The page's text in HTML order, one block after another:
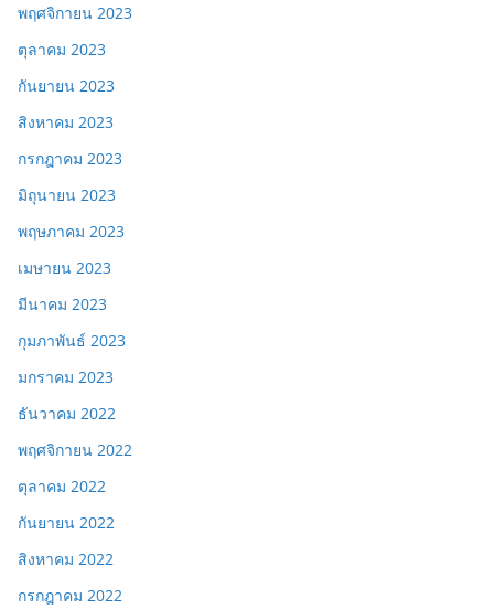
พฤศจิกายน 2023
ตุลาคม 2023
กันยายน 2023
สิงหาคม 2023
กรกฎาคม 2023
มิถุนายน 2023
พฤษภาคม 2023
เมษายน 2023
มีนาคม 2023
กุมภาพันธ์ 2023
มกราคม 2023
ธันวาคม 2022
พฤศจิกายน 2022
ตุลาคม 2022
กันยายน 2022
สิงหาคม 2022
กรกฎาคม 2022